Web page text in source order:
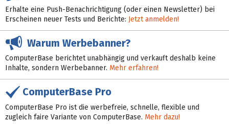
Erhalte eine Push-Benachrichtigung (oder einen Newsletter) bei
Erscheinen neuer Tests und Berichte: Jetzt anmelden!
Warum Werbebanner?
ComputerBase berichtet unabhängig und verkauft deshalb keine
Inhalte, sondern Werbebanner. Mehr erfahren!
ComputerBase Pro
ComputerBase Pro ist die werbefreie, schnelle, flexible und
zugleich faire Variante von ComputerBase. Mehr dazu!